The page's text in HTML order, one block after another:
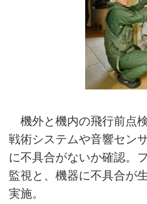
機外と機内の飛行前点
戦術システムや音響セン
に不具合がないか確認。
監視と、機器に不具合が
実施。